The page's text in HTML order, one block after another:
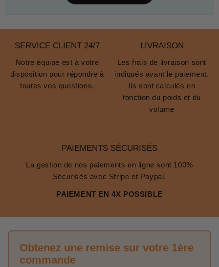
SERVICE CLIENT 24/7
Notre équipe est à votre
disposition pour répondre à
toutes vos questions.
LIVRAISON
Les frais de livraison sont
indiqués avant le paiement.
Ils sont calculés en
fonction du poids et du
volume
PAIEMENTS SÉCURISÉS
La gestion de nos paiements en ligne sont 100%
Sécurisés avec Stripe et Paypal.
PAIEMENT EN 4X POSSIBLE
Obtenez une remise sur votre 1ère
commande